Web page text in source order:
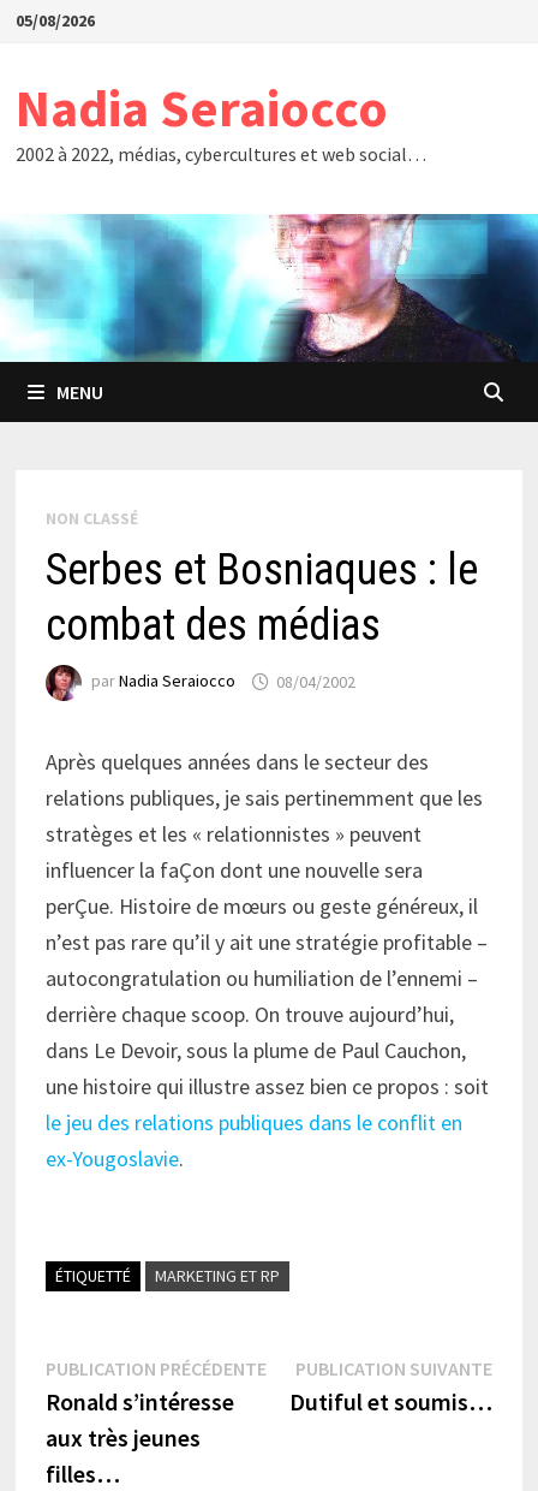
Passer
05/08/2026
Nadia Seraiocco
2002 à 2022, médias, cybercultures et web social…
MENU
NON CLASSÉ
Serbes et Bosniaques : le
combat des médias
parNadia Seraiocco 08/04/2002
Après quelques années dans le secteur des
relations publiques, je sais pertinemment que les
stratèges et les « relationnistes » peuvent
influencer la faÇon dont une nouvelle sera
perÇue. Histoire de mœurs ou geste généreux, il
n’est pas rare qu’il y ait une stratégie profitable –
autocongratulation ou humiliation de l’ennemi –
derrière chaque scoop. On trouve aujourd’hui,
dans Le Devoir, sous la plume de Paul Cauchon,
une histoire qui illustre assez bien ce propos : soit
le jeu des relations publiques dans le conflit en
ex-Yougoslavie.
ÉTIQUETTÉ MARKETING ET RP
Navigation
de
l’article
PUBLICATION PRÉCÉDENTEPublication
précédente :
Ronald s’intéresse
aux très jeunes
filles…
PUBLICATION SUIVANTE
Dutiful et soumis…